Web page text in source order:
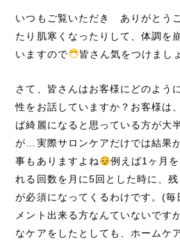
いつもご覧いただき ありがとう
たり肌寒くなったりして、体調を
いますので
皆さん気をつけまし
さて、皆さんはお客様にどのよう
性をお話していますか？お客様は
ば綺麗になると思っている方が大
が…実際サロンケアだけでは結果
事もありますよね
例えば1ヶ月
れる回数を月に5回とした時に、
が必須になってくるわけです。(毎
メント出来る方なんていないです
なケアをしたとしても、ホームケ